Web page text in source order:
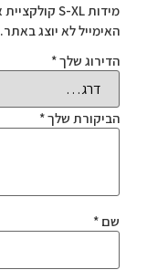
מידות S-XL קולקציית אביב קיץ 2025”
האימייל לא יוצג באתר.
הדירוג שלך*
הביקורת שלך*
שם *